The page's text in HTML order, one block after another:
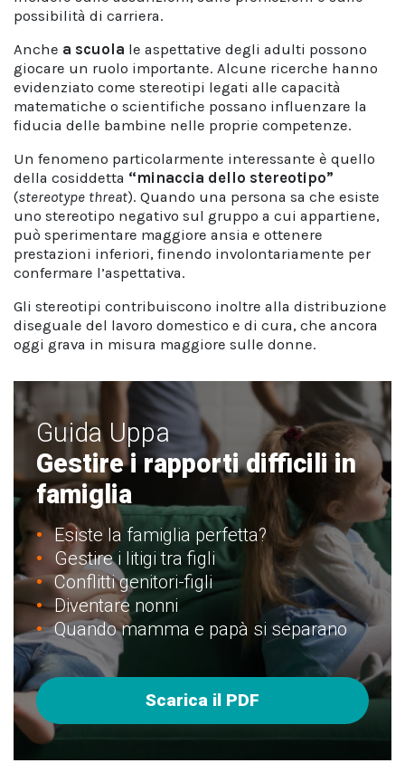
possibilità di carriera.
Anche a scuola le aspettative degli adulti possono
giocare un ruolo importante. Alcune ricerche hanno
evidenziato come stereotipi legati alle capacità
matematiche o scientifiche possano influenzare la
fiducia delle bambine nelle proprie competenze.
Un fenomeno particolarmente interessante è quello
della cosiddetta “minaccia dello stereotipo”
(stereotype threat). Quando una persona sa che esiste
uno stereotipo negativo sul gruppo a cui appartiene,
può sperimentare maggiore ansia e ottenere
prestazioni inferiori, finendo involontariamente per
confermare l’aspettativa.
Gli stereotipi contribuiscono inoltre alla distribuzione
diseguale del lavoro domestico e di cura, che ancora
oggi grava in misura maggiore sulle donne.
Guida Uppa
Gestire i rapporti difficili in
famiglia
Esiste la famiglia perfetta?
Gestire i litigi tra figli
Conflitti genitori-figli
Diventare nonni
Quando mamma e papà si separano
Scarica il PDF